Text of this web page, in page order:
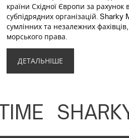
країни Східної Європи за рахунок
субпідрядних організацій.
сумлінних та незалежних
морського права.
ДЕТАЛЬНІШЕ